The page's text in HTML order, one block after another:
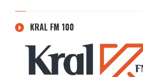
KRAL FM 100